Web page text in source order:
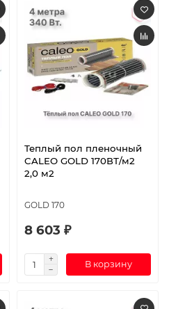
Теплый пол пленочный
CALEO GOLD 170ВТ/м2
2,0 м2
GOLD 170
8 603 ₽
В корзину